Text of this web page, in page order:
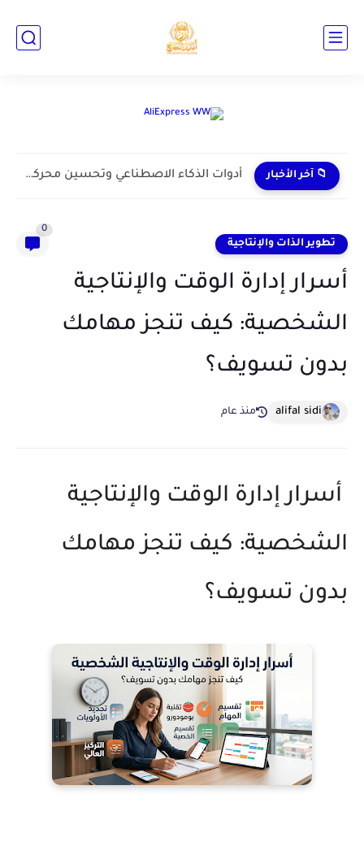
📁 آخر الأخبار الفيديو القصير في 2026: لماذا يتفوق المحتوى العفوي على الاحترافي
تطوير الذات والإنتاجية
0
أسرار إدارة الوقت والإنتاجية
الشخصية: كيف تنجز مهامك
بدون تسويف؟
alifal sidi منذ عام
أسرار إدارة الوقت والإنتاجية
الشخصية: كيف تنجز مهامك
بدون تسويف؟